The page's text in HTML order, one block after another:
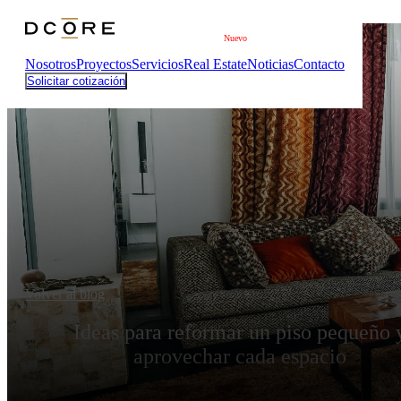
Saltar al contenido principal
NosotrosProyectosServicios
Nuevo
Real EstateNoticiasContacto
Solicitar cotización
Volver al blog
Ideas para reformar un piso pequeño
aprovechar cada espacio